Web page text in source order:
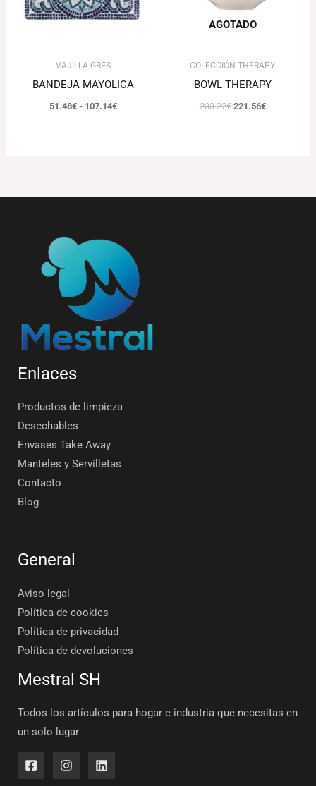
VAJILLA GRES
BANDEJA MAYOLICA
51.48€ - 107.14€
AGOTADO
COLECCIÓN THERAPY
BOWL THERAPY
233.22€ 221.56€
Enlaces
Productos de limpieza
Desechables
Envases Take Away
Manteles y Servilletas
Contacto
Blog
General
Aviso legal
Política de cookies
Política de privacidad
Política de devoluciones
Mestral SH
Todos los artículos para hogar e industria que necesitas en
un solo lugar